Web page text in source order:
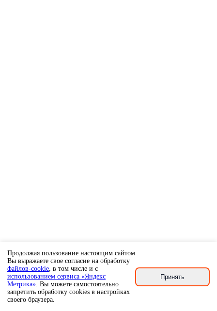
Продолжая пользование настоящим сайтом
Вы выражаете свое согласие на обработку
файлов-cookie, в том числе и с
использованием сервиса «Яндекс
Метрика». Вы можете самостоятельно
запретить обработку cookies в настройках
своего браузера.
Принять